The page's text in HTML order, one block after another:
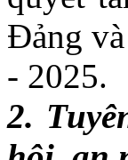
Đảng
- 2025.
2.